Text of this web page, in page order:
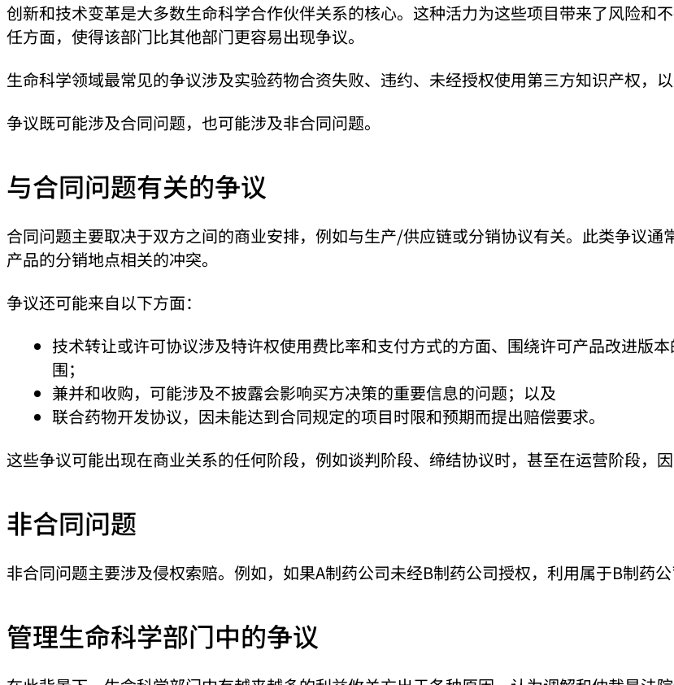
创新和技术变革是大多数生命科学合作伙伴关系的核心。这种活力为这些项目带来了风险和
任方面，使得该部门比其他部门更容易出现争议。
生命科学领域最常见的争议涉及实验药物合资失败、违约、未经授权使用第三方知识产权，
争议既可能涉及合同问题，也可能涉及非合同问题。
与合同问题有关的争议
合同问题主要取决于双方之间的商业安排，例如与生产/供应链或分销协议有关。此类争议
产品的分销地点相关的冲突。
争议还可能来自以下方面：
技术转让或许可协议涉及特许权使用费比率和支付方式的方面、围绕许可产品改进版
围；
兼并和收购，可能涉及不披露会影响买方决策的重要信息的问题；以及
联合药物开发协议，因未能达到合同规定的项目时限和预期而提出赔偿要求。
这些争议可能出现在商业关系的任何阶段，例如谈判阶段、缔结协议时，甚至在运营阶段，
非合同问题
非合同问题主要涉及侵权索赔。例如，如果A制药公司未经B制药公司授权，利用属于B制药
管理生命科学部门中的争议